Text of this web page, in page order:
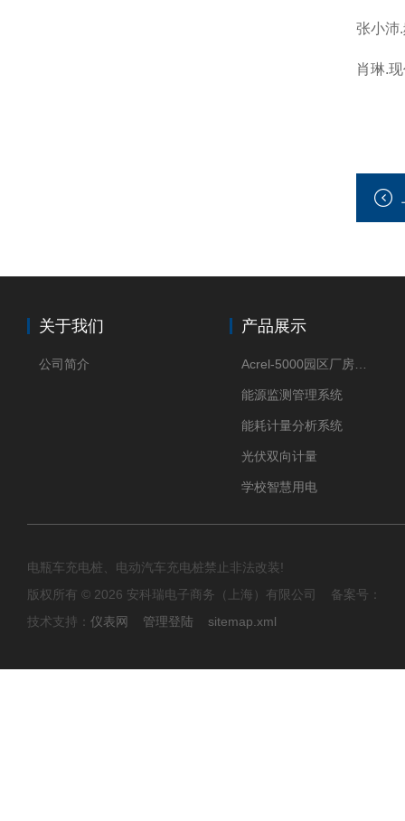
张小沛
肖琳.
关于我们
公司简介
产品展示
能源监测管理系统
能耗计量分析系统
光伏双向计量
学校智慧用电
电瓶车充电桩、电动汽车充电桩禁止非法改装!
版权所有 © 2026 安科瑞电子商务（上海）有限公司 备案号：
技术支持： 仪表网 管理登陆 sitemap.xml